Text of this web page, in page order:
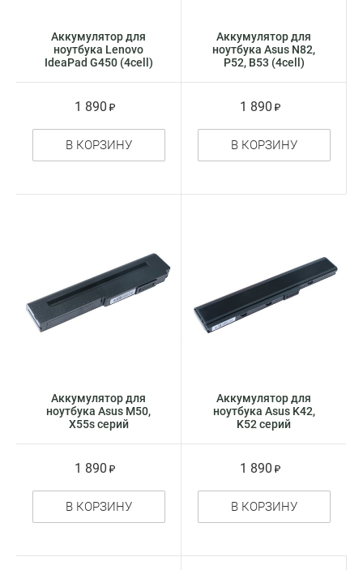
Аккумулятор для
ноутбука Lenovo
IdeaPad G450 (4cell)
1 890
В КОРЗИНУ
Аккумулятор для
ноутбука Asus N82,
P52, B53 (4cell)
1 890
В КОРЗИНУ
Аккумулятор для
ноутбука Asus M50,
X55s серий
1 890
В КОРЗИНУ
Аккумулятор для
ноутбука Asus K42,
K52 серий
1 890
В КОРЗИНУ